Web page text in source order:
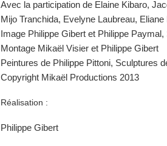
Avec la participation de Elaine Kibaro,
Mijo Tranchida, Evelyne Laubreau,
Image Philippe Gibert et Philippe
Montage Mikaël Visier et Philippe Gibert
Peintures de Philippe Pittoni, Sculptures
Copyright Mikaël Productions 2013
Réalisation :
Philippe Gibert